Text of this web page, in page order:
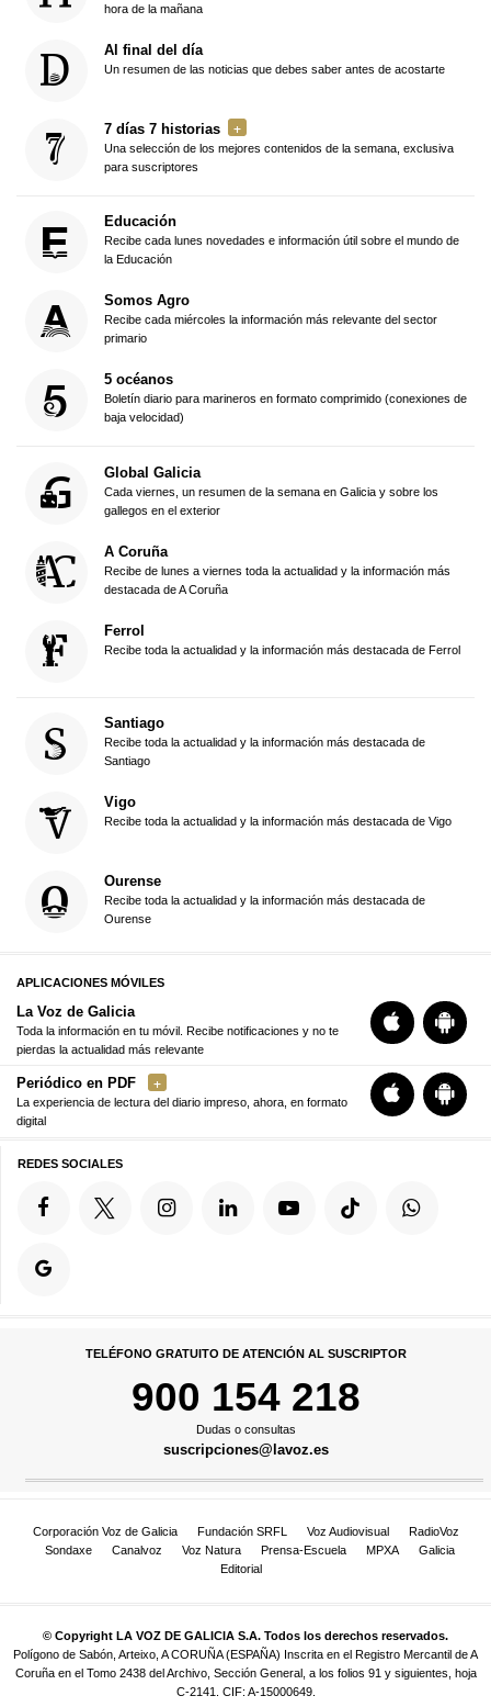
hora de la mañana
Al final del día
Un resumen de las noticias que debes saber antes de acostarte
7 días 7 historias
Una selección de los mejores contenidos de la semana, exclusiva
para suscriptores
Educación
Recibe cada lunes novedades e información útil sobre el mundo de
la Educación
Somos Agro
Recibe cada miércoles la información más relevante del sector
primario
5 océanos
Boletín diario para marineros en formato comprimido (conexiones de
baja velocidad)
Global Galicia
Cada viernes, un resumen de la semana en Galicia y sobre los
gallegos en el exterior
A Coruña
Recibe de lunes a viernes toda la actualidad y la información más
destacada de A Coruña
Ferrol
Recibe toda la actualidad y la información más destacada de Ferrol
Santiago
Recibe toda la actualidad y la información más destacada de
Santiago
Vigo
Recibe toda la actualidad y la información más destacada de Vigo
Ourense
Recibe toda la actualidad y la información más destacada de
Ourense
APLICACIONES MÓVILES
La Voz de Galicia
Toda la información en tu móvil. Recibe notificaciones y no te
pierdas la actualidad más relevante
Periódico en PDF
La experiencia de lectura del diario impreso, ahora, en formato
digital
REDES SOCIALES
TELÉFONO GRATUITO DE ATENCIÓN AL SUSCRIPTOR
900 154 218
Dudas o consultas
suscripciones@lavoz.es
Corporación Voz de Galicia Fundación SRFL Voz Audiovisual
RadioVoz
Sondaxe
Canalvoz Voz Natura Prensa-Escuela MPXA
Galicia
Editorial
© Copyright LA VOZ DE GALICIA S.A. Todos los derechos reservados.
Polígono de Sabón, Arteixo, A CORUÑA (ESPAÑA) Inscrita en el Registro Mercantil de A
Coruña en el Tomo 2438 del Archivo, Sección General, a los folios 91 y siguientes, hoja
C-2141. CIF: A-15000649.